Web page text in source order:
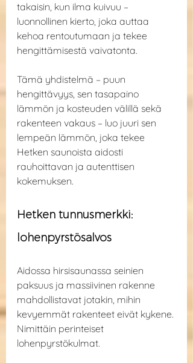
takaisin, kun ilma kuivuu –
luonnollinen kierto, joka auttaa
kehoa rentoutumaan ja tekee
hengittämisestä vaivatonta.
Tämä yhdistelmä – puun
hengittävyys, sen tasapaino
lämmön ja kosteuden välillä sekä
rakenteen vakaus – luo juuri sen
lempeän lämmön, joka tekee
Hetken saunoista aidosti
rauhoittavan ja autenttisen
kokemuksen.
Hetken tunnusmerkki:
lohenpyrstösalvos
Aidossa hirsisaunassa seinien
paksuus ja massiivinen rakenne
mahdollistavat jotakin, mihin
kevyemmät rakenteet eivät kykene.
Nimittäin perinteiset
lohenpyrstökulmat.